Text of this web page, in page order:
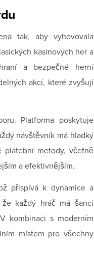
tak, aby vyhovovala
kasinových her a
a bezpečné herní
akcí, které zvyšují
Platforma poskytuje
návštěvník má hladký
platební metody, včetně
a efektivnějším.
přispívá k dynamice a
každý hráč má šanci
kombinaci s moderním
místem pro všechny